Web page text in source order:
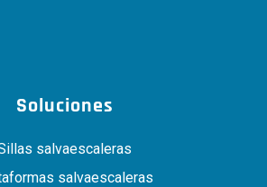
Soluciones
salvaescaleras
salvaescaleras